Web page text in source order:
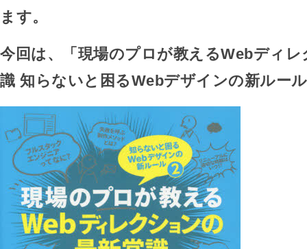
ます。
今回は、「現場のプロが教えるWebディ
識 知らないと困るWebデザインの新ルー